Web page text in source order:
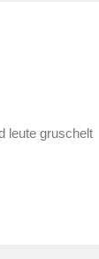
leute gruschelt